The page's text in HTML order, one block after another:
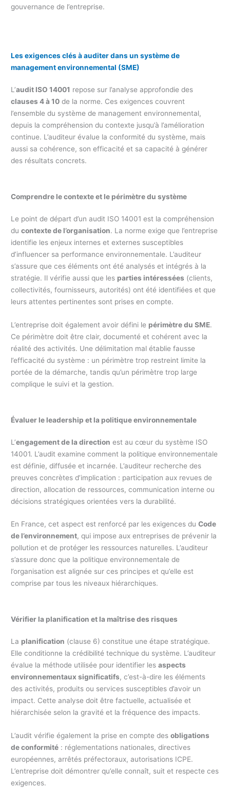
gouvernance de l’entreprise.
Les exigences clés à auditer dans un système de
management environnemental (SME)
L’audit ISO 14001 repose sur l’analyse approfondie des
clauses 4 à 10 de la norme. Ces exigences couvrent
l’ensemble du système de management environnemental,
depuis la compréhension du contexte jusqu’à l’amélioration
continue. L’auditeur évalue la conformité du système, mais
aussi sa cohérence, son efficacité et sa capacité à générer
des résultats concrets.
Comprendre le contexte et le périmètre du système
Le point de départ d’un audit ISO 14001 est la compréhension
ducontexte de l’organisation. La norme exige que l’entreprise
identifie les enjeux internes et externes susceptibles
d’influencer sa performance environnementale. L’auditeur
s’assure que ces éléments ont été analysés et intégrés à la
stratégie. Il vérifie aussi que les parties intéressées (clients,
collectivités, fournisseurs, autorités) ont été identifiées et que
leurs attentes pertinentes sont prises en compte.
L’entreprise doit également avoir défini le périmètre du SME.
Ce périmètre doit être clair, documenté et cohérent avec la
réalité des activités. Une délimitation mal établie fausse
l’efficacité du système : un périmètre trop restreint limite la
portée de la démarche, tandis qu’un périmètre trop large
complique le suivi et la gestion.
Évaluer le leadership et la politique environnementale
L’engagement de la direction est au cœur du système ISO
14001. L’audit examine comment la politique environnementale
est définie, diffusée et incarnée. L’auditeur recherche des
preuves concrètes d’implication : participation aux revues de
direction, allocation de ressources, communication interne ou
décisions stratégiques orientées vers la durabilité.
En France, cet aspect est renforcé par les exigences duCode
de l’environnement, qui impose aux entreprises de prévenir la
pollution et de protéger les ressources naturelles. L’auditeur
s’assure donc que la politique environnementale de
l’organisation est alignée sur ces principes et qu’elle est
comprise par tous les niveaux hiérarchiques.
Vérifier la planification et la maîtrise des risques
La planification (clause 6) constitue une étape stratégique.
Elle conditionne la crédibilité technique du système. L’auditeur
évalue la méthode utilisée pour identifier lesaspects
environnementaux significatifs, c’est-à-dire les éléments
des activités, produits ou services susceptibles d’avoir un
impact. Cette analyse doit être factuelle, actualisée et
hiérarchisée selon la gravité et la fréquence des impacts.
L’audit vérifie également la prise en compte desobligations
de conformité : réglementations nationales, directives
européennes, arrêtés préfectoraux, autorisations ICPE.
L’entreprise doit démontrer qu’elle connaît, suit et respecte ces
exigences.